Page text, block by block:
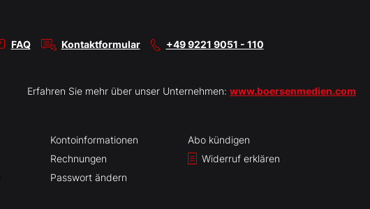
FAQ Kontaktformular +49 9221 9051 - 110
Erfahren Sie mehr über unser Unternehmen: www.boersenmedien.com
Kontoinformationen
Rechnungen
Passwort ändern
Abo kündigen
Widerruf erklären